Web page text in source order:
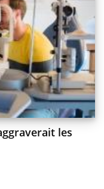
les